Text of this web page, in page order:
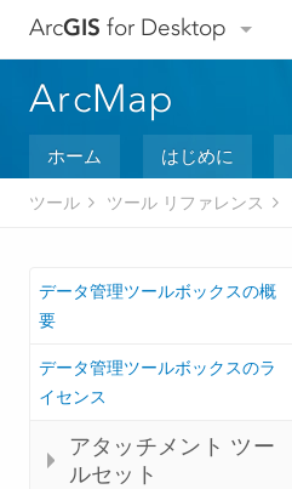
ArcGIS for Desktop
ArcMap
ホーム はじめに
ツール ツール リファレンス
データ管理ツールボックスの概
要
データ管理ツールボックスのラ
イセンス
アタッチメント ツー
ルセット